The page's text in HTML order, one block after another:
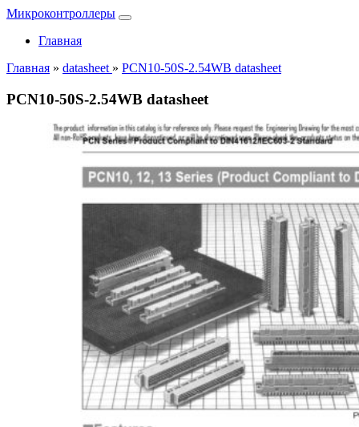
Микроконтроллеры
Главная
Главная » datasheet » PCN10-50S-2.54WB datasheet
PCN10-50S-2.54WB datasheet